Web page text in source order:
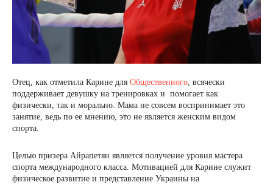
Отец, как отметила Карине для Общественного, всячески
поддерживает девушку на тренировках и помогает как
физически, так и морально. Мама не совсем воспринимает это
занятие, ведь по ее мнению, это не является женским видом
спорта.
Целью призера Айрапетян является получение уровня мастера
спорта международного класса. Мотивацией для Карине служит
физическое развитие и представление Украины на